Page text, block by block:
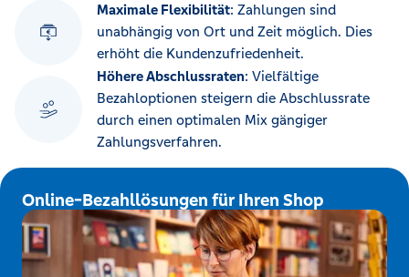
Maximale Flexibilität: Zahlungen sind
unabhängig von Ort und Zeit möglich. Dies
erhöht die Kundenzufriedenheit.
Höhere Abschlussraten: Vielfältige
Bezahloptionen steigern die Abschlussrate
durch einen optimalen Mix gängiger
Zahlungsverfahren.
Online-Bezahllösungen für Ihren Shop